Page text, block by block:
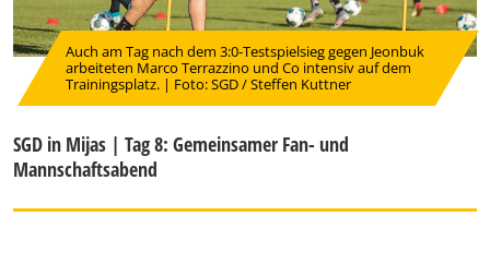
Auch am Tag nach dem 3:0-Testspielsieg gegen Jeonbuk
arbeiteten Marco Terrazzino und Co intensiv auf dem
Trainingsplatz. | Foto: SGD / Steffen Kuttner
SGD in Mijas | Tag 8: Gemeinsamer Fan- und
Mannschaftsabend